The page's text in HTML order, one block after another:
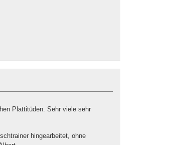
Plattitüden. Sehr viele sehr
hingearbeitet, ohne